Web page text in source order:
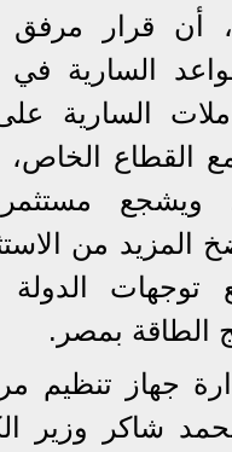
أن قرار مرفق
السارية في
السارية
القطاع الخاص،
ويشجع
المزيد من
توجهات
الطاقة بمصر.
جهاز تنظيم
شاكر وزير